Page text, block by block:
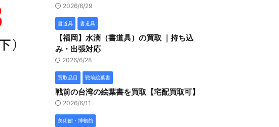
2026/6/29
書道具 書道具
【福岡】水滴（書道具）の買取 ｜持ち込
み・出張対応
2026/6/28
買取品目 戦前絵葉書
戦前の台湾の絵葉書を買取【宅配買取可】
2026/6/11
美術館・博物館